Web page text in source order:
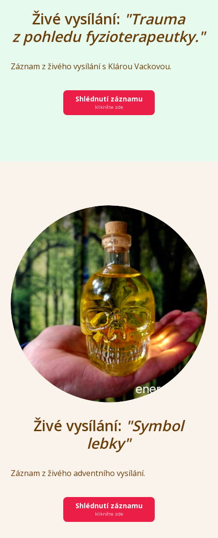
Živé vysílání: "Trauma
z pohledu fyzioterapeutky."
Záznam z živého vysílání s Klárou Vackovou.
Shlédnutí záznamu
klikněte zde
Živé vysílání: "Symbol
lebky"
Záznam z živého adventního vysílání.
Shlédnutí záznamu
klikněte zde